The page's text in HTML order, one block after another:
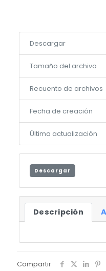
Descargar
Tamaño del archivo
Recuento de archivos
Fecha de creación
Última actualización
Descargar
Descripción
Compartir